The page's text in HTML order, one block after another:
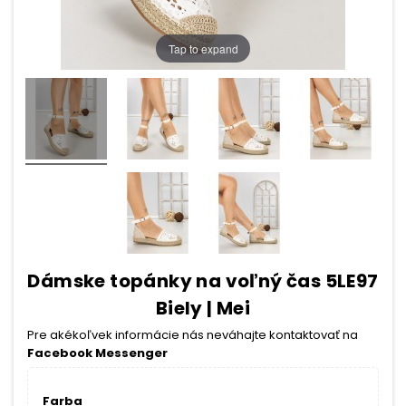
Tap to expand
Dámske topánky na voľný čas 5LE97
Biely | Mei
Pre akékoľvek informácie nás neváhajte kontaktovať na
Facebook Messenger
Farba